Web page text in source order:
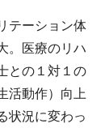
テーション体
。医療のリハ
との１対１の
活動作）向上
状況に変わっ